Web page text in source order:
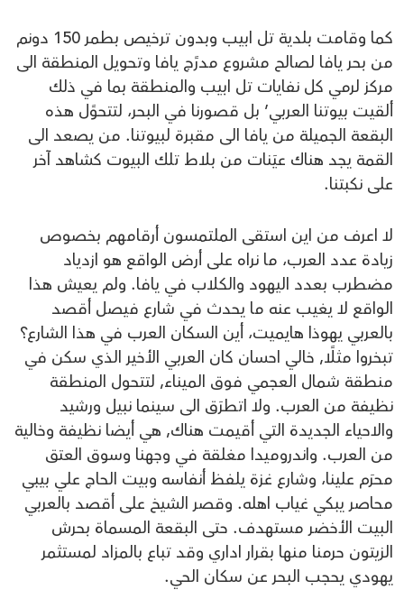
كما وقامت بلدية تل ابيب وبدون ترخيص بطمر 150 دونم
من بحر يافا لصالح مشروع مدرًج يافا وتحويل المنطقة الى
مركز لرمي كل نفايات تل ابيب والمنطقة بما في ذلك
ألقيت بيوتنا العربي’ بل قصورنا في البحر، لتتحوًل هذه
البقعة الجميلة من يافا الى مقبرة لبيوتنا. من يصعد الى
القمة يجد هناك عيَنات من بلاط تلك البيوت كشاهد آخر
على نكبتنا.
لا اعرف من اين استقى الملتمسون أرقامهم بخصوص
زيادة عدد العرب، ما نراه على أرض الواقع هو ازدياد
مضطرب بعدد اليهود والكلاب في يافا. ولم يعيش هذا
الواقع لا يغيب عنه ما يحدث في شارع فيصل أقصد
بالعربي يهوذا هايميت، أين السكان العرب في هذا الشارع؟
تبخروا مثلًا, خالي احسان كان العربي الأخير الذي سكن في
منطقة شمال العجمي فوق الميناء, لتتحول المنطقة
نظيفة من العرب. ولا اتطرَق الى سينما نبيل ورشيد
والاحياء الجديدة التي أقيمت هناك, هي أيضا نظيفة وخالية
من العرب. واندروميدا مغلقة في وجهنا وسوق العتق
محرَم علينا، وشارع غزة يلفظ أنفاسه وبيت الحاج علي بيبي
محاصر يبكي غياب اهله. وقصر الشيخ على أقصد بالعربي
البيت الأخضر مستهدف. حتى البقعة المسماة بحرش
الزيتون حرمنا منها بقرار اداري وقد تباع بالمزاد لمستثمر
يهودي يحجب البحر عن سكان الحي.